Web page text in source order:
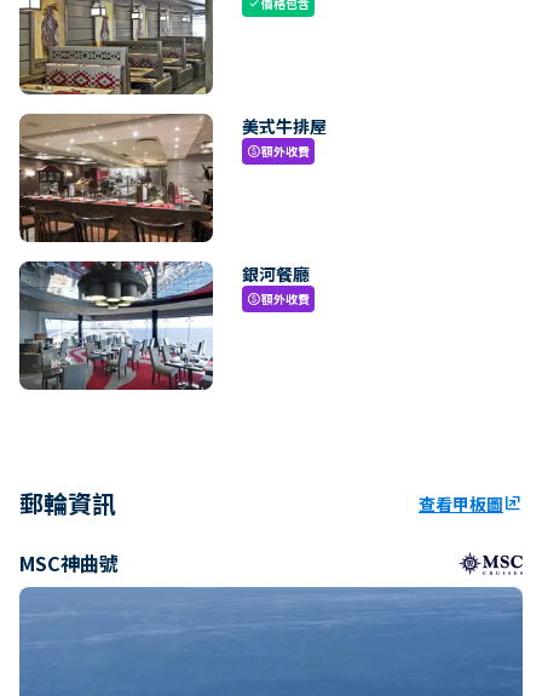
check
美式牛排屋
paid額外收費
銀河餐廳
paid額外收費
郵輪資訊 查看甲板圖ungroup
MSC神曲號